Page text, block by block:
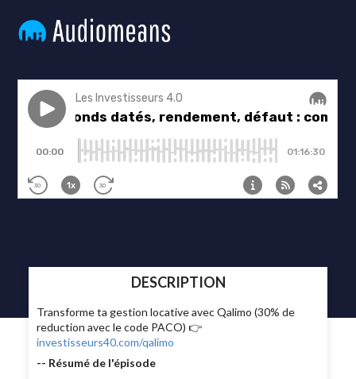
DESCRIPTION
Transforme ta gestion locative avec Qalimo (30% de
reduction avec le code PACO) 👉
investisseurs40.com/qalimo
-- Résumé de l'épisode